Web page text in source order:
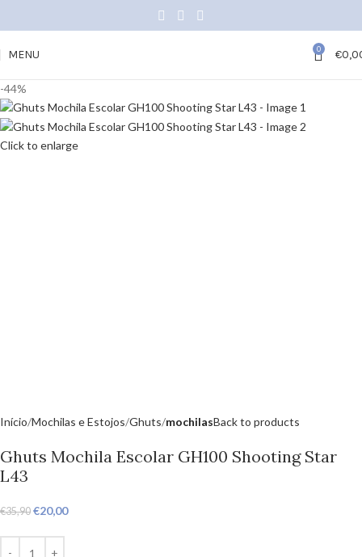
MENU 0 €
-44%
Click to enlarge
Início Mochilas e Estojos Ghuts mochilasBack to products
Ghuts Mochila Escolar GH100 Shooting Star
L43
€35,90 €20,00